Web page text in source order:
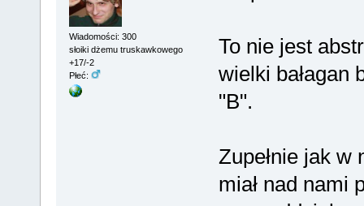
Wiadomości: 300
słoiki dżemu truskawkowego
+17/-2
Płeć:
To nie jest
wielki bałagan
"B".
Zupełnie jak w
miał nad nami